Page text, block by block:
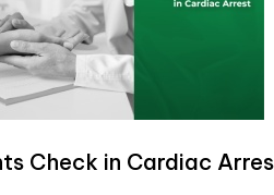
Check in Cardiac